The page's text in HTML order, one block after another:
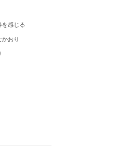
を感じる
おり